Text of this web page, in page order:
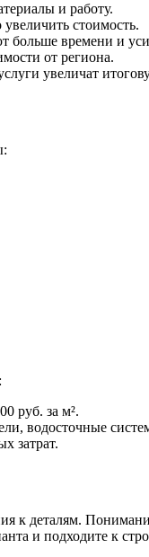
и работу.
стоимость.
больше времени и
от региона.
увеличат
руб. за м².
водосточные
затрат.
к деталям.
и подходите к